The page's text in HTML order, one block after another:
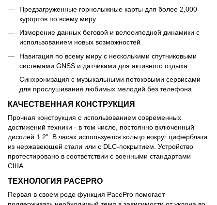
Предзагруженные горнолыжные карты для более 2,000
курортов по всему миру
Измерение данных беговой и велосипедной динамики с
использованием новых возможностей
Навигация по всему миру с несколькими спутниковыми
системами GNSS и датчиками для активного отдыха
Синхронизация с музыкальными потоковыми сервисами
для прослушивания любимых мелодий без телефона
КАЧЕСТВЕННАЯ КОНСТРУКЦИЯ
Прочная конструкция с использованием современных
достижений техники - в том числе, постоянно включенный
дисплей 1.2”. В часах используется кольцо вокруг циферблата
из нержавеющей стали или с DLC-покрытием. Устройство
протестировано в соответствии с военными стандартами
США.
ТЕХНОЛОГИЯ PACEPRO
Первая в своем роде функция PacePro помогает